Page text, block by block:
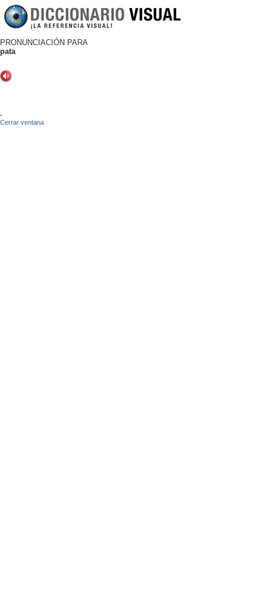
PRONUNCIACIÓN PARA
pata
-
Cerrar ventana